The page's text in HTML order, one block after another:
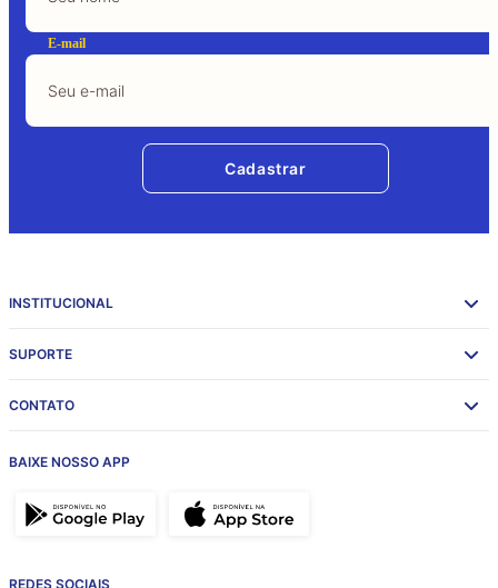
E-mail
Cadastrar
INSTITUCIONAL
SUPORTE
CONTATO
BAIXE NOSSO APP
REDES SOCIAIS